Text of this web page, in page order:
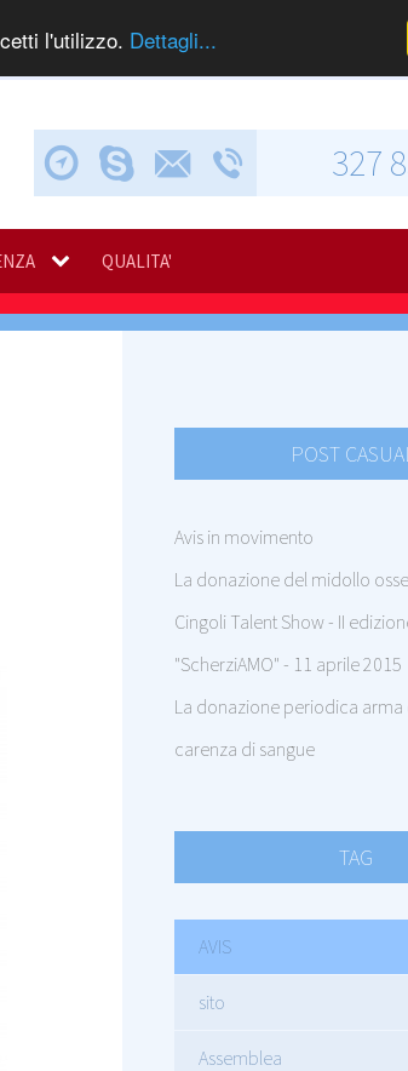
l'utilizzo. Dettagli...
Via Calabresi, 5
Chiama via Skype
Invia una e-mail
327
QUALITA'
POST
Avis in movimento
La donazione del midollo
Cingoli Talent Show - II
"ScherziAMO" - 11 aprile 2015
La donazione periodica arma
carenza di sangue
TAG
AVIS
sito
Assemblea